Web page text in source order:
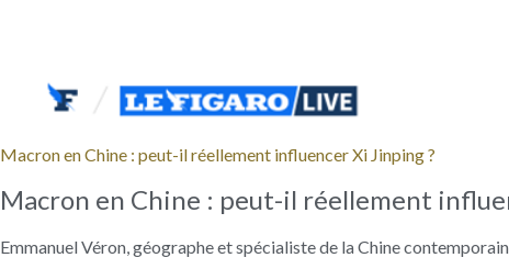
Macron en Chine : peut-il réellement influencer Xi Jinping ?
Macron en Chine : peut-il réellement
Emmanuel Véron, géographe et spécialiste de la Chine